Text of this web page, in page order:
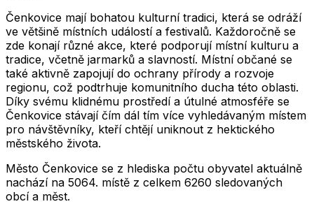
Čenkovice mají bohatou kulturní tradici, která se odráží
ve většině místních událostí a festivalů. Každoročně se
zde konají různé akce, které podporují místní kulturu a
tradice, včetně jarmarků a slavností. Místní občané se
také aktivně zapojují do ochrany přírody a rozvoje
regionu, což podtrhuje komunitního ducha této oblasti.
Díky svému klidnému prostředí a útulné atmosféře se
Čenkovice stávají čím dál tím více vyhledávaným místem
pro návštěvníky, kteří chtějí uniknout z hektického
městského života.
Město Čenkovice se z hlediska počtu obyvatel aktuálně
nachází na 5064. místě z celkem 6260 sledovaných
obcí a měst.